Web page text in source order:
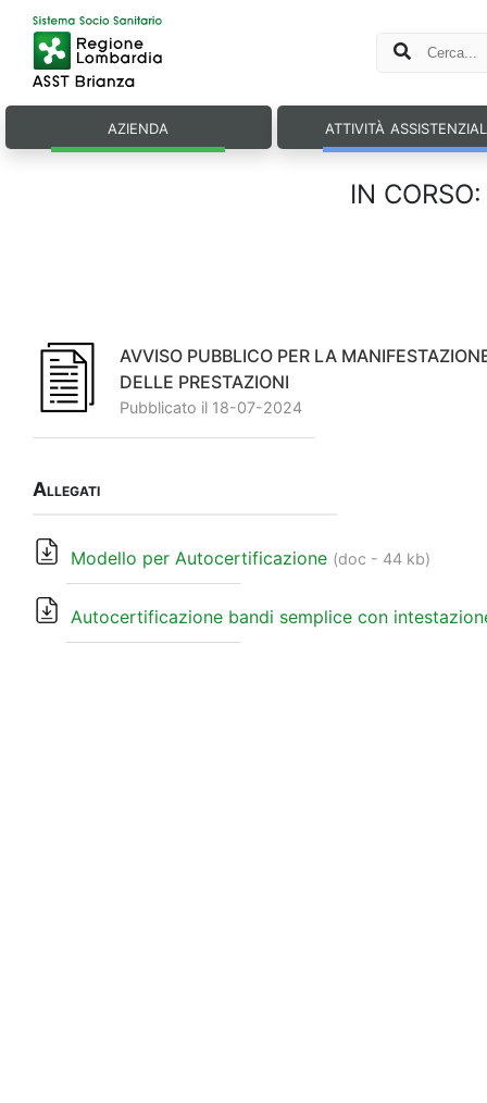
azienda attività
IN
AVVISO PUBBLICO PER LA
DELLE PRESTAZIONI
Pubblicato il 18-07-2024
Allegati
Modello per Autocertificazione (doc - 44 kb)
Autocertificazione bandi semplice con